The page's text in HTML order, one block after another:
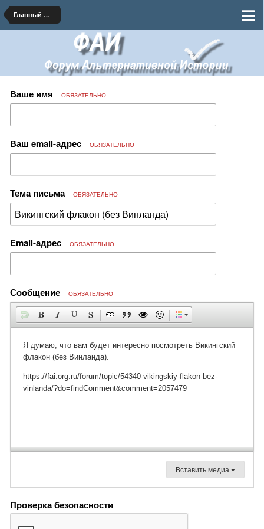
Главный Форум Альтернативной Истории
Ваше имя ОБЯЗАТЕЛЬНО
Ваш email-адрес ОБЯЗАТЕЛЬНО
Тема письма ОБЯЗАТЕЛЬНО
Email-адрес ОБЯЗАТЕЛЬНО
Сообщение ОБЯЗАТЕЛЬНО
Вставить медиа
Проверка безопасности